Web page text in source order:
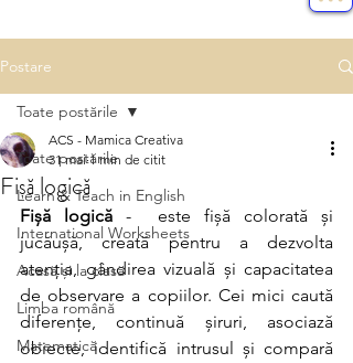
Postare
Toate postările
Learn & Teach in English
International Worksheets
Acasă și la clasă
Limba română
Matematică
Toate postările
Fișă logică
ACS - Mamica Creativa
31 mai 1 min de citit
Fișă logică -  este fișă colorată și
jucăușă, creată pentru a dezvolta
atenția, gândirea vizuală și capacitatea
de observare a copiilor. Cei mici caută
diferențe, continuă șiruri, asociază
obiecte, identifică intrusul și compară